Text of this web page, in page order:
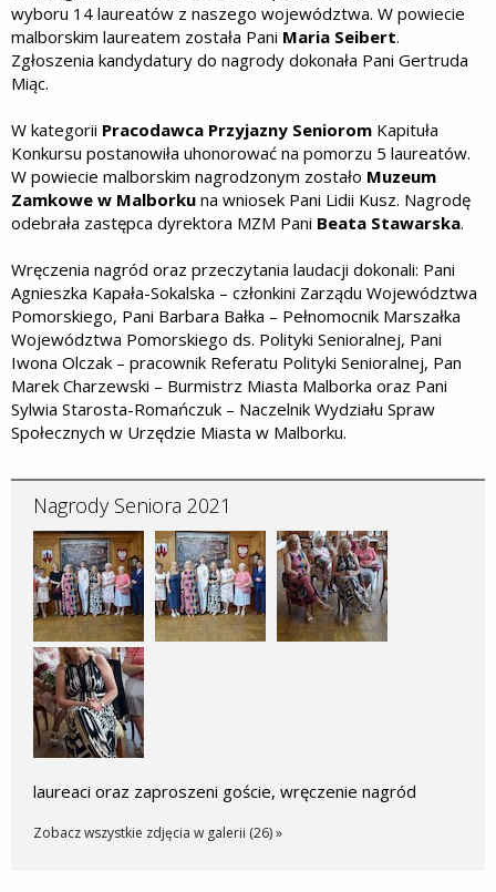
wyboru 14 laureatów z naszego województwa. W powiecie
malborskim laureatem została Pani Maria Seibert.
Zgłoszenia kandydatury do nagrody dokonała Pani Gertruda
Miąc.
W kategorii Pracodawca Przyjazny Seniorom Kapituła
Konkursu postanowiła uhonorować na pomorzu 5 laureatów.
W powiecie malborskim nagrodzonym zostało Muzeum
Zamkowe w Malborku na wniosek Pani Lidii Kusz. Nagrodę
odebrała zastępca dyrektora MZM Pani Beata Stawarska.
Wręczenia nagród oraz przeczytania laudacji dokonali: Pani
Agnieszka Kapała-Sokalska – członkini Zarządu Województwa
Pomorskiego, Pani Barbara Bałka – Pełnomocnik Marszałka
Województwa Pomorskiego ds. Polityki Senioralnej, Pani
Iwona Olczak – pracownik Referatu Polityki Senioralnej, Pan
Marek Charzewski – Burmistrz Miasta Malborka oraz Pani
Sylwia Starosta-Romańczuk – Naczelnik Wydziału Spraw
Społecznych w Urzędzie Miasta w Malborku.
Nagrody Seniora 2021
laureaci oraz zaproszeni goście, wręczenie nagród
Zobacz wszystkie zdjęcia w galerii (26) »